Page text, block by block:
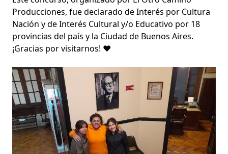
Producciones, fue declarado de Interés por Cultura
Nación y de Interés Cultural y/o Educativo por 18
provincias del país y la Ciudad de Buenos Aires.
¡Gracias por visitarnos! ❤️